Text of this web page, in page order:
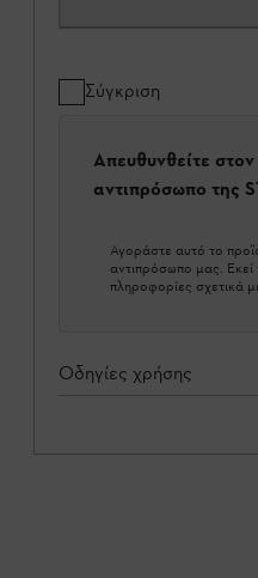
Σύγκριση
Απευθυνθείτε
αντιπρόσωπο της
Αγοράστε αυτό το
αντιπρόσωπο μας. Εκεί
πληροφορίες σχετικά
Οδηγίες χρήσης